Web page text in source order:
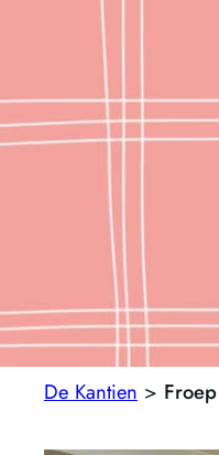
De Kantien > Froep